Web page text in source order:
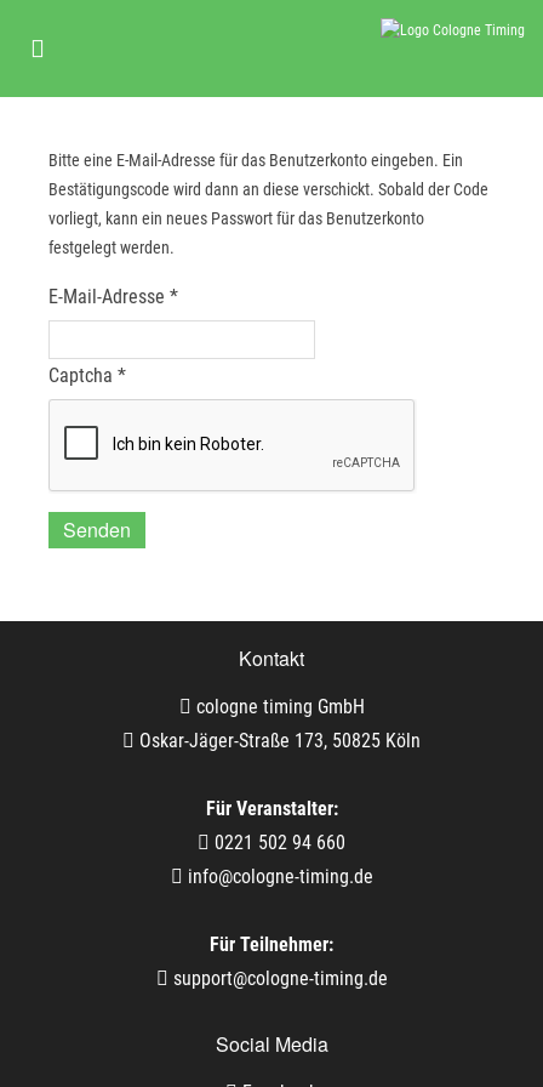
Bitte eine E-Mail-Adresse für das Benutzerkonto eingeben. Ein
Bestätigungscode wird dann an diese verschickt. Sobald der Code
vorliegt, kann ein neues Passwort für das Benutzerkonto
festgelegt werden.
E-Mail-Adresse *
Captcha *
Senden
Kontakt
cologne timing GmbH
Oskar-Jäger-Straße 173, 50825 Köln
Für Veranstalter:
0221 502 94 660
info@cologne-timing.de
Für Teilnehmer:
support@cologne-timing.de
Social Media